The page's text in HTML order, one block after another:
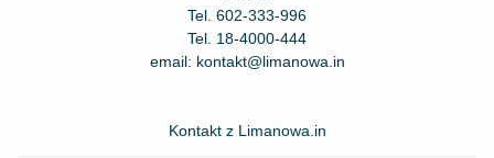
Tel. 602-333-996
Tel. 18-4000-444
email: kontakt@limanowa.in
Kontakt z Limanowa.in